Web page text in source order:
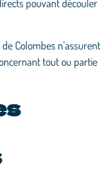
pouvant découler
Colombes n’assurent
tout ou partie